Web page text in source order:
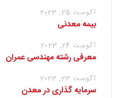
آگوست 25, 2023
بیمه معدنی
آگوست 24, 2023
معرفی رشته مهندسی عمران
آگوست 23, 2023
سرمایه گذاری در معدن